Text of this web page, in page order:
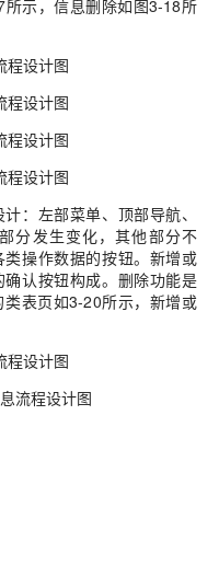
示，信息删除如图3-18所
程设计图
程设计图
程设计图
程设计图
：左部菜单、顶部导航、
分发生变化，其他部分不
操作数据的按钮。新增或
认按钮构成。删除功能是
表页如3-20所示，新增或
程设计图
流程设计图